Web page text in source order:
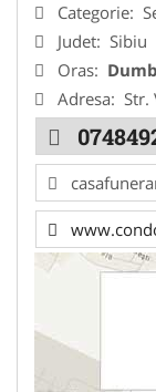
Categorie:
Judet: Sibiu
Oras:
Adresa: Str.